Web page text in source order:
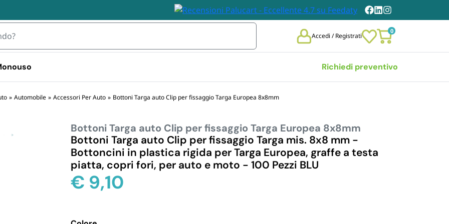
Accedi / Registrati
0
Richiedi preventivo
STOVIGLIE MONOUSO
PLASTICA
Bicchieri plastica e kristal
usa e getta
STOVIGLIE
BIODEGRADABILI
Piatti e Bicchieri
Biodegradabili
TOVAGLIE E TOVAGLIOLI
Tovaglie
Tovaglioli
» Automobile » Accessori Per Auto » Bottoni Targa auto Clip per fissaggio Targa Europea 8x8mm
Bottoni Targa auto Clip per fissaggio Targa Europea 8x8mm
Bottoni Targa auto Clip per fissaggio Targa mis. 8x8 mm -
Bottoncini in plastica rigida per Targa Europea, graffe a testa
piatta, copri fori, per auto e moto - 100 Pezzi BLU
€ 9,10